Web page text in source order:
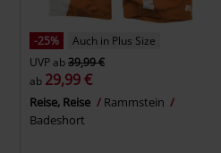
-25%
Auch in Plus Size
UVPab39,99 €
ab 29,99 €
Reise, Reise
Rammstein
Badeshort